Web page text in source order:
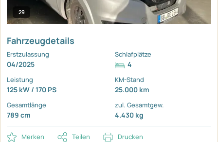
29
Fahrzeugdetails
Erstzulassung
04/2025
Schlafplätze
4
Leistung
125 kW / 170 PS
KM-Stand
25.000 km
Gesamtlänge
789 cm
zul. Gesamtgew.
4.430 kg
Merken Teilen Drucken